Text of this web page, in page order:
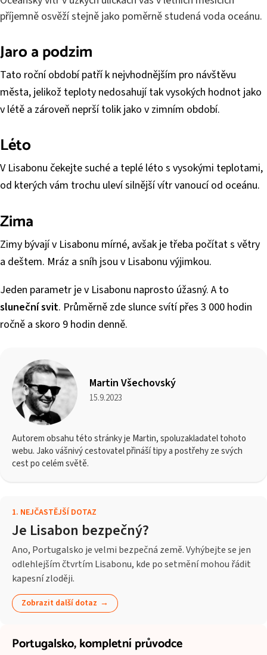
příjemně osvěží stejně jako poměrně studená voda oceánu.
Jaro a podzim
Tato roční období patří k nejvhodnějším pro návštěvu
města, jelikož teploty nedosahují tak vysokých hodnot jako
v létě a zároveň neprší tolik jako v zimním období.
Léto
V Lisabonu čekejte suché a teplé léto s vysokými teplotami,
od kterých vám trochu uleví silnější vítr vanoucí od oceánu.
Zima
Zimy bývají v Lisabonu mírné, avšak je třeba počítat s větry
a deštem. Mráz a sníh jsou v Lisabonu výjimkou.
Jeden parametr je v Lisabonu naprosto úžasný. A to
sluneční svit. Průměrně zde slunce svítí přes 3 000 hodin
ročně a skoro 9 hodin denně.
Martin Všechovský
15.9.2023
Autorem obsahu této stránky je Martin, spoluzakladatel tohoto
webu. Jako vášnivý cestovatel přináší tipy a postřehy ze svých
cest po celém světě.
1. NEJČASTĚJŠÍ DOTAZ
Je Lisabon bezpečný?
Ano, Portugalsko je velmi bezpečná země. Vyhýbejte se jen
odlehlejším čtvrtím Lisabonu, kde po setmění mohou řádit
kapesní zloději.
Zobrazit další dotaz
Portugalsko,kompletní průvodce